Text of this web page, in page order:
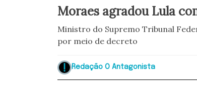
Moraes agradou Lula
Ministro do Supremo Tribunal
por meio de decreto
Redação O Antagonista